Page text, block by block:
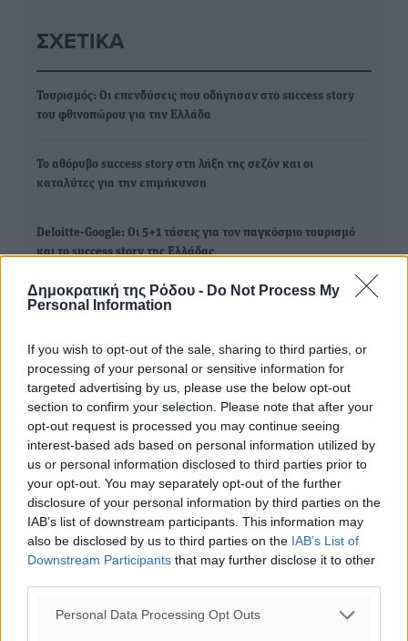
Δημοκρατική της Ρόδου - Do Not Process My
Personal Information
If you wish to opt-out of the sale, sharing to third parties, or
processing of your personal or sensitive information for
targeted advertising by us, please use the below opt-out
section to confirm your selection. Please note that after your
opt-out request is processed you may continue seeing
interest-based ads based on personal information utilized by
us or personal information disclosed to third parties prior to
your opt-out. You may separately opt-out of the further
disclosure of your personal information by third parties on the
IAB’s list of downstream participants. This information may
also be disclosed by us to third parties on the IAB’s List of
Downstream Participants that may further disclose it to other
Personal Data Processing Opt Outs
ΣΧΕΤΙΚΆ
Τουρισμός: Οι επενδύσεις που οδήγησαν στο success story
του φθινοπώρου για την Ελλάδα
Το αθόρυβο success story στη λήξη της σεζόν και οι
καταλύτες για την επιμήκυνση
Deloitte-Google: Οι 5+1 τάσεις για τον παγκόσμιο τουρισμό
και το success story της Ελλάδας
Ελλάδα: Το «success story» των ξενοδοχείων στην Ευρώπη
ΔΙΑΒΑΣΕ ΕΠΙΣΗΣ
ΕΙΔΉΣΕΙΣ
Νέες ταυτότητες: Ποιοι πρέπει να τις αλλάξουν άμεσα
και ποιοι όχι
06.08.26 · 13:25
Στην ΑΑΔΕ ο Μητσοτάκης για το myAGRO: «Είναι μια
πολύ σημαντική ημέρα για τον πρωτογενή τομέα»
06.08.26 · 11:37
ΕΙΔΉΣΕΙΣ